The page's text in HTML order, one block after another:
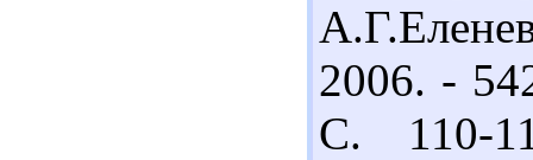
2006. -
С. 110-